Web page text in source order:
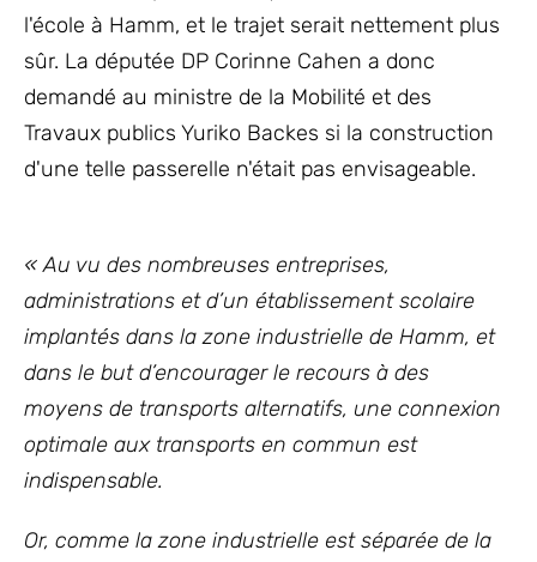
l'école à Hamm, et le trajet serait nettement plus
sûr. La députée DP Corinne Cahen a donc
demandé au ministre de la Mobilité et des
Travaux publics Yuriko Backes si la construction
d'une telle passerelle n'était pas envisageable.
« Au vu des nombreuses entreprises,
administrations et d’un établissement scolaire
implantés dans la zone industrielle de Hamm, et
dans le but d’encourager le recours à des
moyens de transports alternatifs, une connexion
optimale aux transports en commun est
indispensable.
Or, comme la zone industrielle est séparée de la